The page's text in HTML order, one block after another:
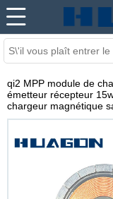
qi2 MPP module de
émetteur récepteur
chargeur magnétique